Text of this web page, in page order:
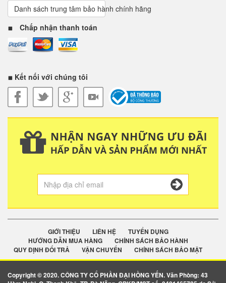
Danh sách trung tâm bảo hành chính hãng
Chấp nhận thanh toán
Kết nối với chúng tôi
GIỚI THIỆU LIÊN HỆ
TUYỂN DỤNG
HƯỚNG DẪN MUA HÀNG
CHÍNH SÁCH BẢO HÀNH
QUY ĐỊNH ĐỔI TRẢ
VẬN CHUYỂN CHÍNH SÁCH BẢO MẬT
Copyright © 2020. CÔNG TY CỔ PHẦN ĐẠI HỒNG YẾN. Văn Phòng: 43